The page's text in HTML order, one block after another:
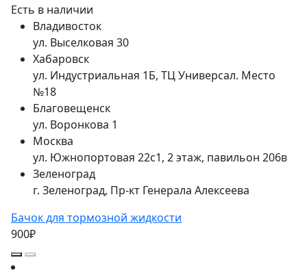
Есть в наличии
Владивосток
ул. Выселковая 30
Хабаровск
ул. Индустриальная 1Б, ТЦ Универсал. Место
№18
Благовещенск
ул. Воронкова 1
Москва
ул. Южнопортовая 22с1, 2 этаж, павильон 206в
Зеленоград
г. Зеленоград, Пр-кт Генерала Алексеева
Бачок для тормозной жидкости
900₽